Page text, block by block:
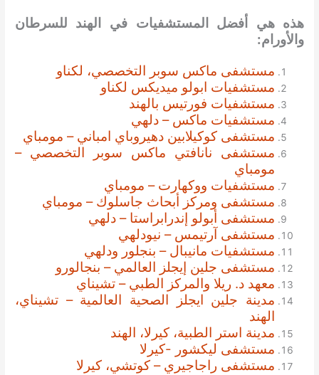
هذه هي أفضل المستشفيات في الهند للسرطان
والأورام:
مستشفى ماكس سوبر التخصصي، لكناو
مستشفيات ابولو ميديكس لكناو
مستشفيات فورتيس بالهند
مستشفيات ماكس – دلهي
مستشفى كوكيلابين دهيروباي امباني – مومباي
مستشفى نانافتي ماكس سوبر التخصصي –
مومباي
مستشفيات ووكهارت – مومباي
مستشفى ومركز أبحاث جاسلوك – مومباي
مستشفى أبولو إندرابراستا – دلهي
مستشفى آرتيمس – نيودلهي
مستشفيات مانيبال – بنجلور ودلهي
مستشفى جلين إيجلز العالمي – بنجالورو
معهد د. ريلا والمركز الطبي – تشيناي
مدينة جلين ايجلز الصحية العالمية – تشيناي،
الهند
مدينة استر الطبية، كيرلا، الهند
مستشفى ليكشور -كيرلا
مستشفى راجاجيري – كوتشي، كيرلا